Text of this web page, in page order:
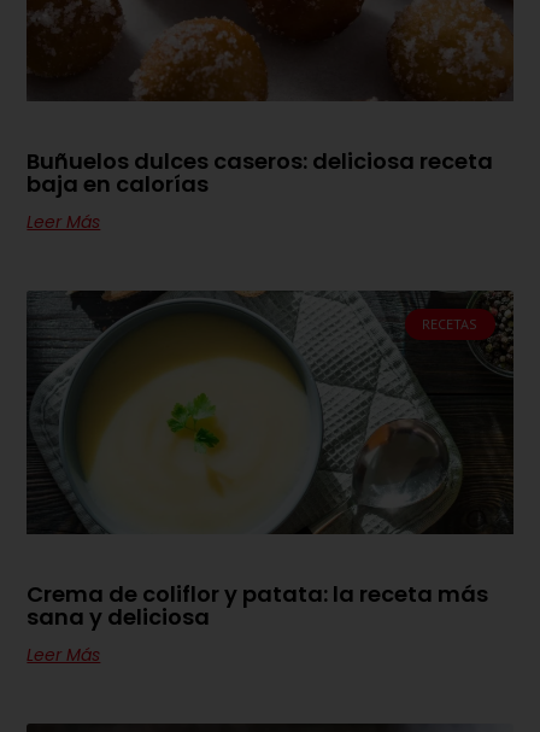
Buñuelos dulces caseros: deliciosa receta
baja en calorías
Leer Más
RECETAS
Crema de coliflor y patata: la receta más
sana y deliciosa
Leer Más